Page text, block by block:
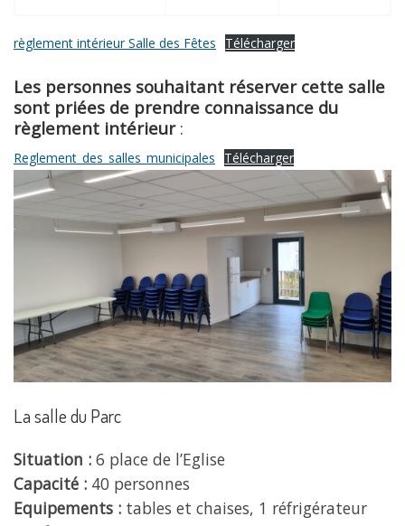
règlement intérieur Salle des Fêtes Télécharger
Les personnes souhaitant réserver cette salle
sont priées de prendre connaissance du
règlement intérieur:
Reglement_des_salles_municipales Télécharger
La salle du Parc
Situation : 6 place de l’Eglise
Capacité : 40 personnes
Equipements : tables et chaises, 1 réfrigérateur